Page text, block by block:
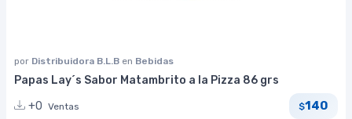
por Distribuidora B.L.B en Bebidas
Papas Lay´s Sabor Matambrito a la Pizza 86 grs
+0 Ventas $140